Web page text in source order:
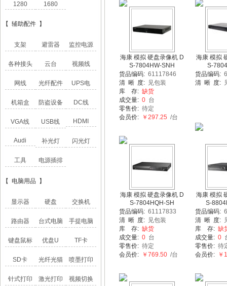
1280 1680
【 辅助配件 】
支架 避雷器 监控电源
各种接头 云台 视频线
网线 光纤配件 UPS电
机箱盒 防盗设备 DC线
VGA线 USB线 HDMI
Audi 补光灯 闪光灯
工具 电源插排
【 电脑用品 】
显示器 硬盘 交换机
路由器 台式电脑 手提电脑
键盘鼠标 优盘U TF卡
SD卡 光纤光猫 喷墨打印
针式打印 激光打印 视频切换
海康 模拟 硬盘录像机 D
S-7804HW-SNH
货品编码: 61117846
清 晰 度: 见包装
库 存: 缺货
成交量: 0 台
零售价: 待定
会员价: ￥297.25 /台
海康 模拟
S-
货品编码:
清 晰 度:
海康 模拟 硬盘录像机 D
S-7804HQH-SH
货品编码: 61117833
清 晰 度: 见包装
库 存: 缺货
成交量: 0 台
零售价: 待定
会员价: ￥769.50 /台
海康 模拟
S-
货品编码:
清 晰 度:
库 存: 缺
成交量: 0
零售价: 待
会员价: ￥